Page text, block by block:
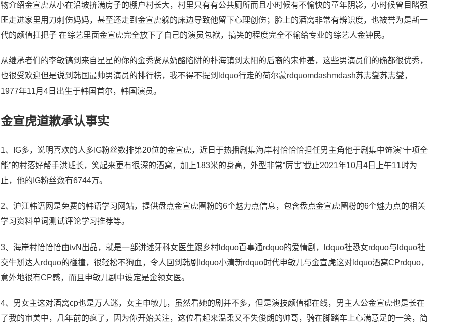
物介绍金宣虎从小在沿坡挤满房子的棚户村长大，村里只有有公共厕所而且小时候有不愉快的童年阴影，小时候曾目睹强
匪走进家里用刀刺伤妈妈，甚至还走到金宣虎躲的床边导致他留下心理创伤；脸上的酒窝非常有辨识度，也被誉为是新一
代的颜值扛把子 在综艺里面金宣虎完全放下了自己的演员包袱，搞笑的程度完全不输给专业的综艺人金钟民。
从继承者们的李敏镐到来自星星的你的金秀贤从奶酪陷阱的朴海镇到太阳的后裔的宋仲基，这些男演员们的确都很优秀，
也很受欢迎但是说到韩国最帅男演员的排行榜，我不得不提到ldquo行走的荷尔蒙rdquomdashmdash苏志燮苏志燮，
1977年11月4日出生于韩国首尔，韩国演员。
金宣虎道歉承认事实
1、IG多，说明喜欢的人多IG粉丝数排第20位的金宣虎，近日于热播剧集海岸村恰恰恰担任男主角他于剧集中饰演“十项全
能”的村落好帮手洪班长，笑起来更有很深的酒窝，加上183米的身高，外型非常“厉害”截止2021年10月4日上午11时为
止，他的IG粉丝数有6744万。
2、沪江韩语网是免费的韩语学习网站，提供盘点金宣虎圈粉的6个魅力点信息，包含盘点金宣虎圈粉的6个魅力点的相关
学习资料单词测试评论学习推荐等。
3、海岸村恰恰恰由tvN出品，就是一部讲述牙科女医生跟乡村ldquo百事通rdquo的爱情剧，ldquo社恐女rdquo与ldquo社
交牛掰达人rdquo的碰撞，很轻松不狗血，令人回到韩剧ldquo小清新rdquo时代申敏儿与金宣虎这对ldquo酒窝CPrdquo，
意外地很有CP感，而且申敏儿剧中设定是金领女医。
4、男女主这对酒窝cp也是万人迷，女主申敏儿，虽然看她的剧并不多，但是演技颜值都在线，男主人公金宣虎也是长在
了我的审美中，几年前的疯了，因为你开始关注，这位看起来温柔又不失俊朗的帅哥，骑在脚踏车上心满意足的一笑，简